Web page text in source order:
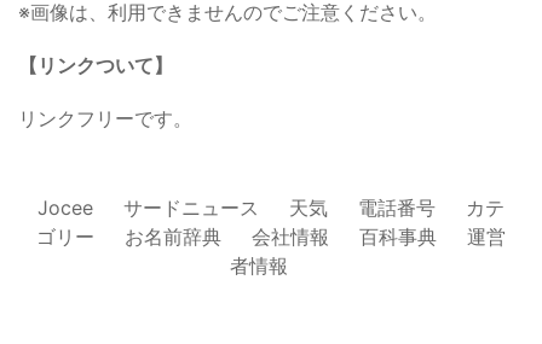
※画像は、利用できませんのでご注意ください。
【リンクついて】
リンクフリーです。
Jocee サードニュース 天気 電話番号
カテ
ゴリー
お名前辞典 会社情報 百科事典
運営
者情報